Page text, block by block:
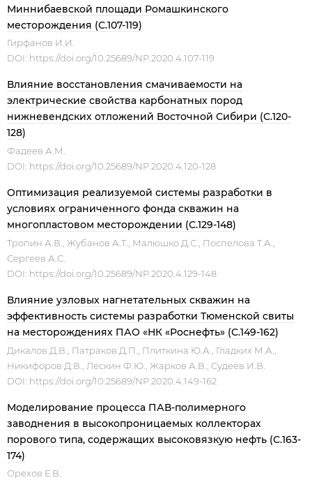
Миннибаевской площади Ромашкинского
месторождения (С.107-119)
Гирфанов И.И.
DOI: https://doi.org/10.25689/NP.2020.4.107-119
Влияние восстановления смачиваемости на
электрические свойства карбонатных пород
нижневендских отложений Восточной Сибири (С.120-
128)
Фадеев А.М.
DOI: https://doi.org/10.25689/NP.2020.4.120-128
Оптимизация реализуемой системы разработки в
условиях ограниченного фонда скважин на
многопластовом месторождении (С.129-148)
Тропин А.В., Жубанов А.Т., Малюшко Д.С., Поспелова Т.А.,
Сергеев А.C.
DOI: https://doi.org/10.25689/NP.2020.4.129-148
Влияние узловых нагнетательных скважин на
эффективность системы разработки Тюменской свиты
на месторождениях ПАО «НК «Роснефть» (С.149-162)
Дикалов Д.В., Патраков Д.П., Плиткина Ю.А., Гладких М.А.,
Никифоров Д.В., Лескин Ф.Ю., Жарков А.В., Судеев И.В.
DOI: https://doi.org/10.25689/NP.2020.4.149-162
Моделирование процесса ПАВ-полимерного
заводнения в высокопроницаемых коллекторах
порового типа, содержащих высоковязкую нефть (С.163-
174)
Орехов Е.В.